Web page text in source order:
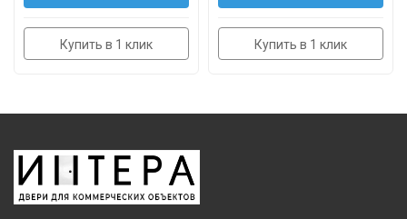
Купить в 1 клик Купить в 1 клик